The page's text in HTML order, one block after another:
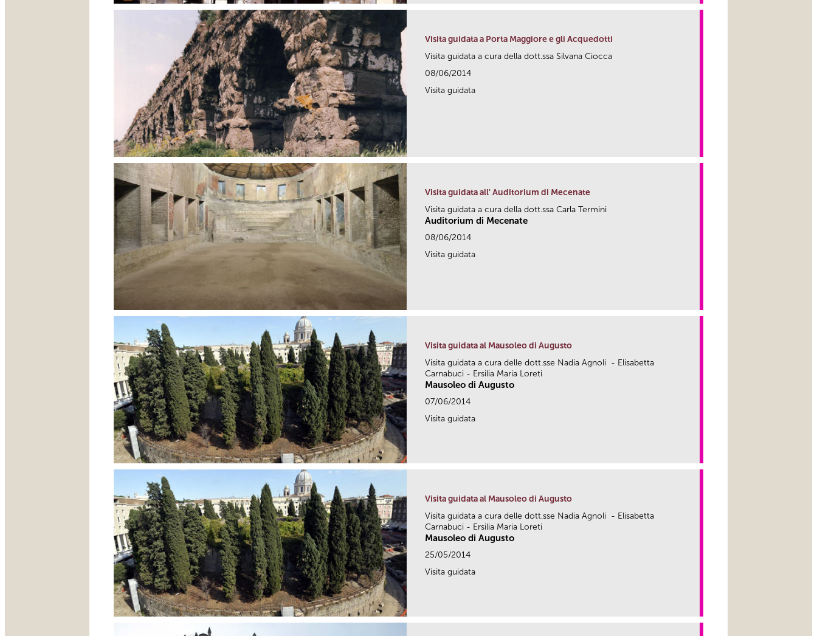
Visita guidata a Porta Maggiore e gli Acquedotti
Visita guidata a cura della dott.ssa Silvana Ciocca
08/06/2014
Visita guidata
Visita guidata all' Auditorium di Mecenate
Visita guidata a cura della dott.ssa Carla Termini
Auditorium di Mecenate
08/06/2014
Visita guidata
Visita guidata al Mausoleo di Augusto
Visita guidata a cura delle dott.sse Nadia Agnoli - Elisabetta
Carnabuci - Ersilia Maria Loreti
Mausoleo di Augusto
07/06/2014
Visita guidata
Visita guidata al Mausoleo di Augusto
Visita guidata a cura delle dott.sse Nadia Agnoli - Elisabetta
Carnabuci - Ersilia Maria Loreti
Mausoleo di Augusto
25/05/2014
Visita guidata